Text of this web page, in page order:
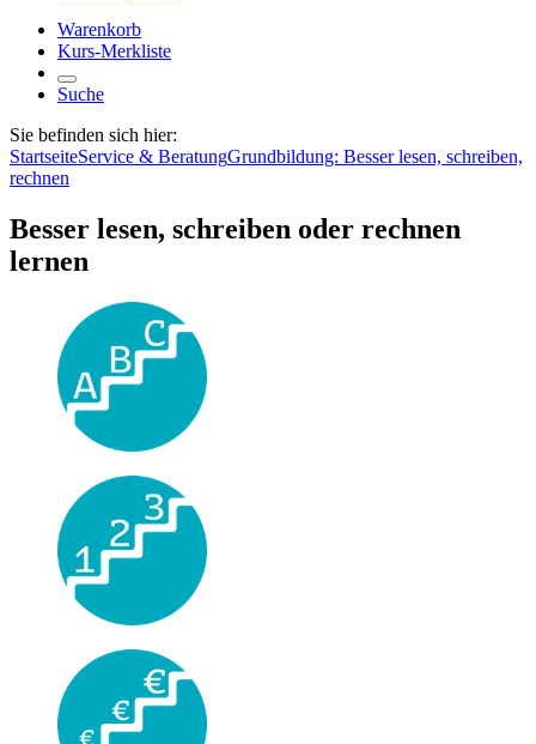
Warenkorb
Kurs-Merkliste
Suche
Sie befinden sich hier:
StartseiteService & BeratungGrundbildung: Besser lesen, schreiben,
rechnen
Besser lesen, schreiben oder rechnen
lernen